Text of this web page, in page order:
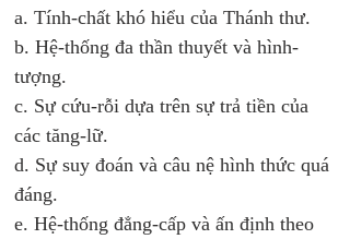
a. Tính-chất khó hiểu của Thánh thư.
b. Hệ-thống đa thần thuyết và hình-
tượng.
c. Sự cứu-rỗi dựa trên sự trả tiền của
các tăng-lữ.
d. Sự suy đoán và câu nệ hình thức quá
đáng.
e. Hệ-thống đẳng-cấp và ấn định theo